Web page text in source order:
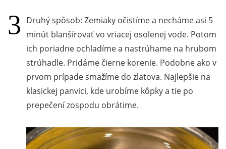
Druhý spôsob: Zemiaky očistíme a necháme asi 5
minút blanšírovať vo vriacej osolenej vode. Potom
ich poriadne ochladíme a nastrúhame na hrubom
strúhadle. Pridáme čierne korenie. Podobne ako v
prvom prípade smažíme do zlatova. Najlepšie na
klasickej panvici, kde urobíme kôpky a tie po
prepečení zospodu obrátime.